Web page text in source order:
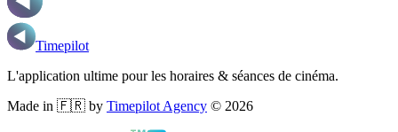
Timepilot
L'application ultime pour les horaires & séances de cinéma.
Made in 🇫🇷 by Timepilot Agency © 2026